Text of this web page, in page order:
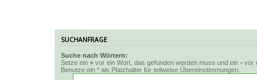
SUCHANFRAGE
Suche nach Wörtern:
Setze ein + vor ein Wort, das gefunden werden muss und ein - vor
Benutze ein * als Platzhalter für teilweise Übereinstimmungen.